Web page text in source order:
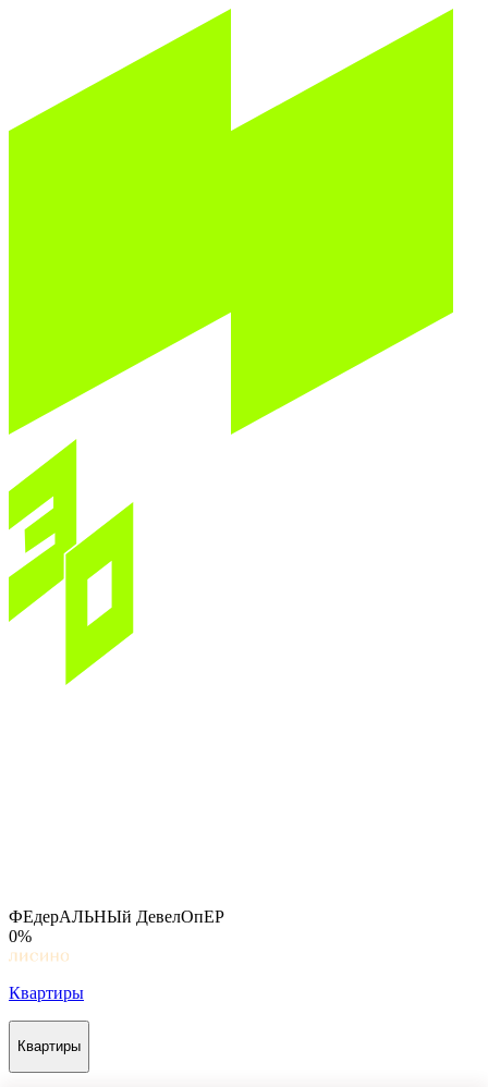
ФЕдерАЛЬНЫй ДевелОпЕР
0%
Квартиры
Квартиры